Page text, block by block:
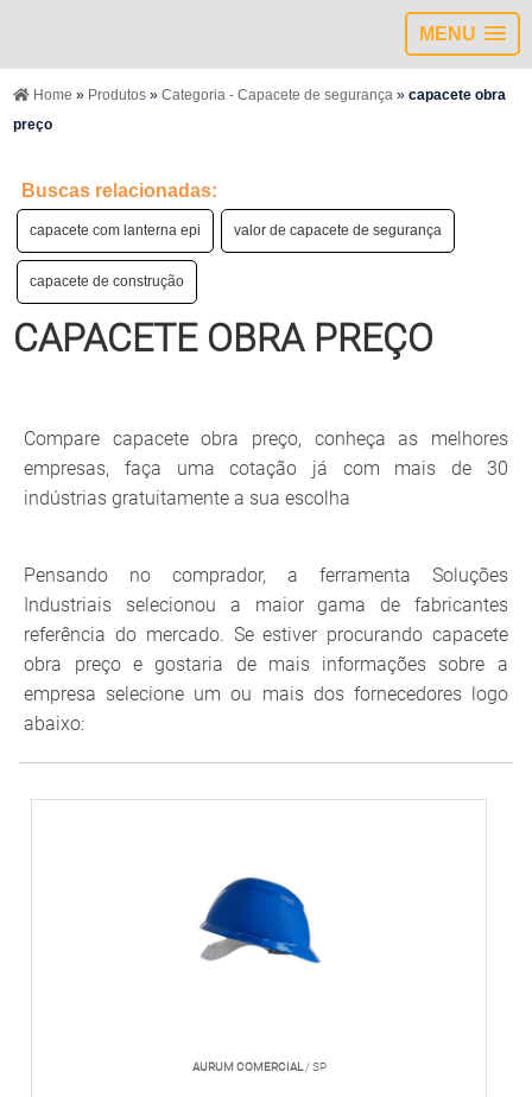
MENU
Home » Produtos» Categoria - Capacete de segurança» capacete obra
preço
Buscas relacionadas:
capacete com lanterna epi valor de capacete de segurança
capacete de construção
CAPACETE OBRA PREÇO
Compare capacete obra preço, conheça as melhores
empresas, faça uma cotação já com mais de 30
indústrias gratuitamente a sua escolha
Pensando no comprador, a ferramenta Soluções
Industriais selecionou a maior gama de fabricantes
referência do mercado. Se estiver procurando capacete
obra preço e gostaria de mais informações sobre a
empresa selecione um ou mais dos fornecedores logo
abaixo:
AURUM COMERCIAL/ SP